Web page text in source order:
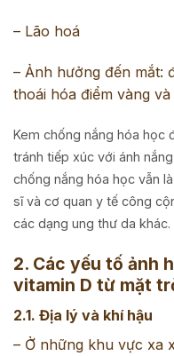
– Lão hoá
– Ảnh hưởng đến mắt:
thoái hóa điểm vàng
Kem chống nắng hóa học
tránh tiếp xúc với ánh
chống nắng hóa học vẫn
sĩ và cơ quan y tế công
các dạng ung thư da khác.
2. Các yếu tố ảnh
vitamin D từ mặt
2.1. Địa lý và khí hậu
– Ở những khu vực xa